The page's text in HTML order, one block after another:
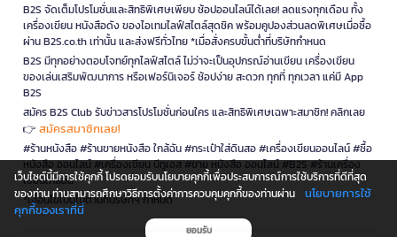
B2S จัดเต็มโปรโมชั่นและสิทธิพิเศษเพียบ ช้อปออนไลน์ได้เลย! ลดแรงทุกเดือน ทั้ง
เครื่องเขียน หนังสือดัง ของไอเทมไลฟ์สไตล์สุดชิค พร้อมคูปองส่วนลดพิเศษเมื่อซื้อ
ผ่าน B2S.co.th เท่านั้น และส่งฟรีทั่วไทย *เมื่อสั่งครบขั้นต่ำที่บริษัทกำหนด
B2S มีทุกอย่างตอบโจทย์ทุกไลฟ์สไตล์ ไม่ว่าจะเป็นอุปกรณ์อ่านเขียน เครื่องเขียน
ของเล่นเสริมพัฒนาการ หรือเฟอร์นิเจอร์ ช้อปง่าย สะดวก ทุกที่ ทุกเวลา แค่มี App
B2S
สมัคร B2S Club รับข่าวสารโปรโมชั่นก่อนใคร และสิทธิพิเศษเฉพาะสมาชิก! คลิกเลย
👉 สมัครสมาชิกเลย!
#ร้านหนังสือ #ร้านขายหนังสือ ใกล้ฉัน #กระเป๋าใส่ดินสอ #เครื่องเขียนออนไลน์ #ซื้อ
หนังสือ ออนไลน์ #เครื่องเขียน บีทูเอส #ขาย หนังสือ ออนไลน์ #B2S #ร้านเครื่อง
เขียนใกล้ฉัน
*เงื่อนไขเป็นไปตามที่บริษัทฯ กำหนด
เว็บไซต์นี้มีการใช้คุกกี้ โปรดยอมรับนโยบายคุกกี้เพื่อประสบการณ์การใช้บริการที่ดีที่สุด
ของท่าน ท่านสามารถศึกษาวิธีการตั้งค่าการควบคุมคุกกี้ของท่านผ่าน
นโยบายการใช้
คุกกี้ของเราที่นี่
ยอมรับ